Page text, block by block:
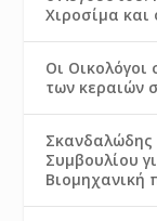
Χιροσίμα
Οι Οικολόγοι
των κεραιών
Συμβουλίου
Βιομηχανική